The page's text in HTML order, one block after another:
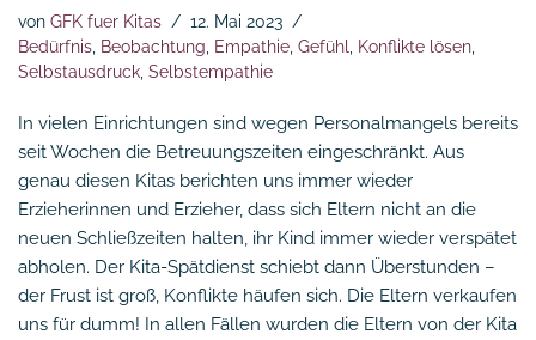
von GFK fuer Kitas
12. Mai 2023
Bedürfnis, Beobachtung, Empathie, Gefühl, Konflikte lösen,
Selbstausdruck, Selbstempathie
In vielen Einrichtungen sind wegen Personalmangels bereits
seit Wochen die Betreuungszeiten eingeschränkt. Aus
genau diesen Kitas berichten uns immer wieder
Erzieherinnen und Erzieher, dass sich Eltern nicht an die
neuen Schließzeiten halten, ihr Kind immer wieder verspätet
abholen. Der Kita-Spätdienst schiebt dann Überstunden –
der Frust ist groß, Konflikte häufen sich. Die Eltern verkaufen
uns für dumm! In allen Fällen wurden die Eltern von der Kita